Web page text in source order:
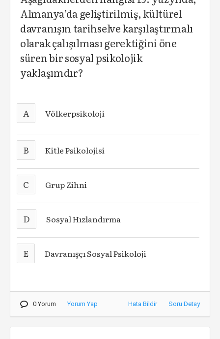
Almanya’da geliştirilmiş, kültürel
davranışın tarihselve karşılaştırmalı
olarak çalışılması gerektiğini öne
süren bir sosyal psikolojik
yaklaşımdır?
A Völkerpsikoloji
B Kitle Psikolojisi
C Grup Zihni
D Sosyal Hızlandırma
E Davranışçı Sosyal Psikoloji
0 Yorum Yorum Yap Hata Bildir Soru Detay